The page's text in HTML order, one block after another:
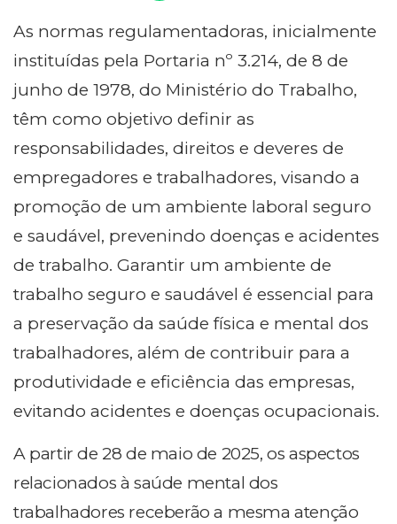
As normas regulamentadoras, inicialmente
instituídas pela Portaria nº 3.214, de 8 de
junho de 1978, do Ministério do Trabalho,
têm como objetivo definir as
responsabilidades, direitos e deveres de
empregadores e trabalhadores, visando a
promoção de um ambiente laboral seguro
e saudável, prevenindo doenças e acidentes
de trabalho. Garantir um ambiente de
trabalho seguro e saudável é essencial para
a preservação da saúde física e mental dos
trabalhadores, além de contribuir para a
produtividade e eficiência das empresas,
evitando acidentes e doenças ocupacionais.
A partir de 28 de maio de 2025, os aspectos
relacionados à saúde mental dos
trabalhadores receberão a mesma atenção